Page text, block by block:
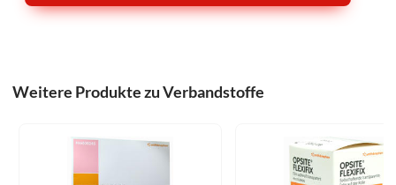
Weitere Produkte zu Verbandstoffe